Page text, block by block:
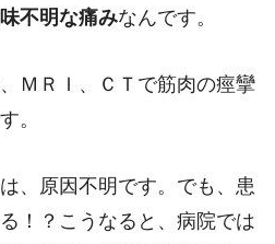
不明な痛みなんです。
ＭＲＩ、ＣＴで筋肉の痙攣
。
、原因不明です。でも、患
！？こうなると、病院では